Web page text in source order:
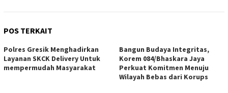
POS TERKAIT
Polres Gresik Menghadirkan
Layanan SKCK Delivery Untuk
mempermudah Masyarakat
Bangun Budaya Integritas,
Korem 084/Bhaskara Jaya
Perkuat Komitmen Menuju
Wilayah Bebas dari Korups